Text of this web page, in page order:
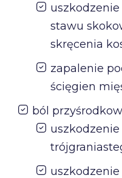
uszkodzenie
stawu
skręcenia
zapalenie
ścięgien
ból
uszkodzenie